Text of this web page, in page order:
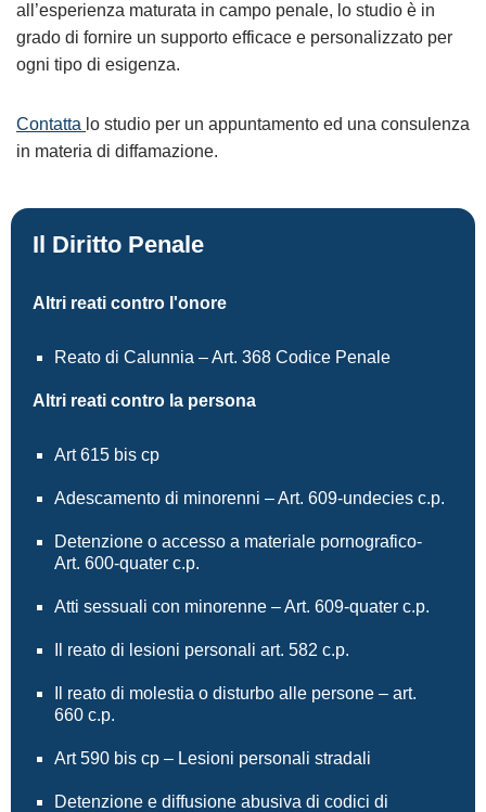
all’esperienza maturata in campo penale, lo studio è in
grado di fornire un supporto efficace e personalizzato per
ogni tipo di esigenza.
Contatta lo studio per un appuntamento ed una consulenza
in materia di diffamazione.
Il Diritto Penale
Altri reati contro l'onore
Reato di Calunnia – Art. 368 Codice Penale
Altri reati contro la persona
Art 615 bis cp
Adescamento di minorenni – Art. 609-undecies c.p.
Detenzione o accesso a materiale pornografico-
Art. 600-quater c.p.
Atti sessuali con minorenne – Art. 609-quater c.p.
Il reato di lesioni personali art. 582 c.p.
Il reato di molestia o disturbo alle persone – art.
660 c.p.
Art 590 bis cp – Lesioni personali stradali
Detenzione e diffusione abusiva di codici di